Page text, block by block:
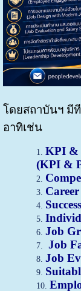
โดยสถาบันฯ มี
อาทิเช่น
KPI &
(KPI &
Job
Job
Job